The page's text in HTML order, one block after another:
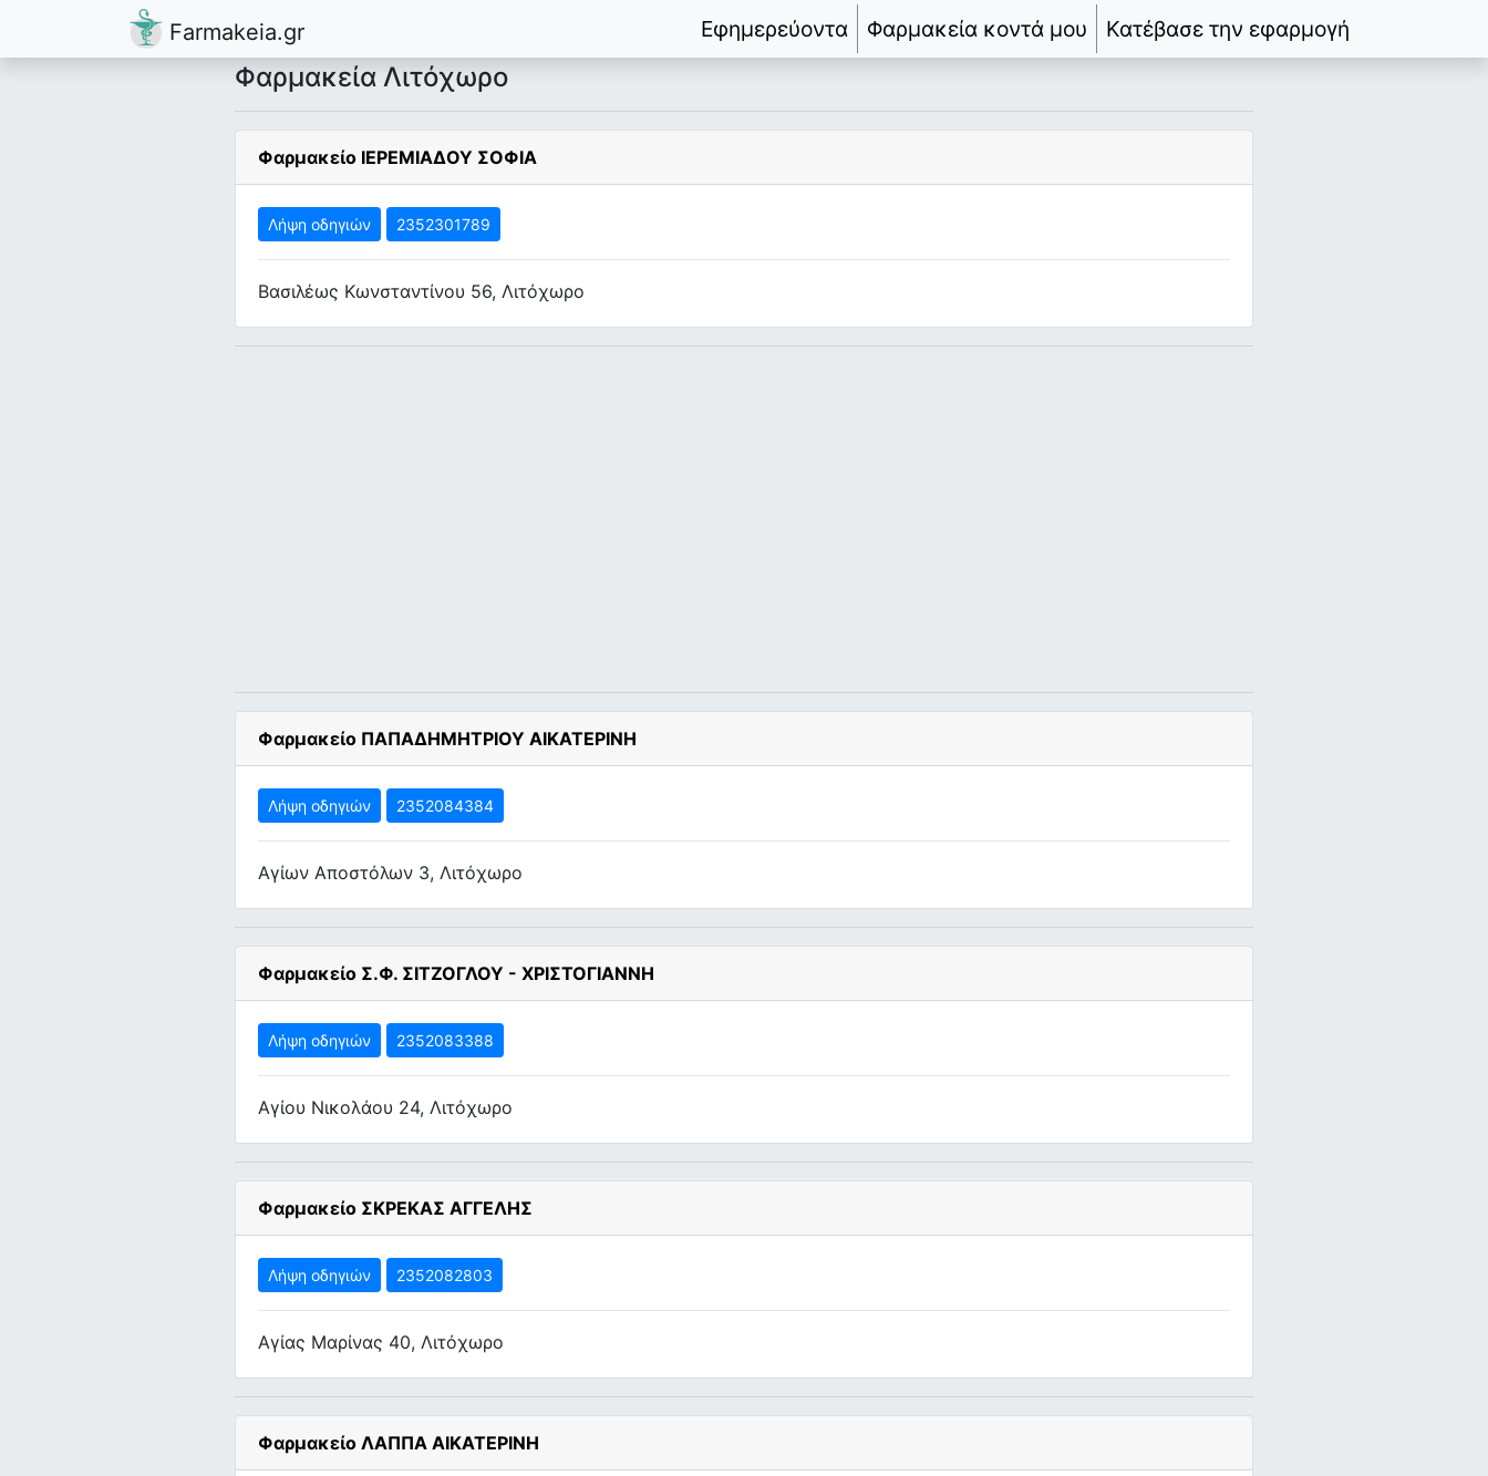
Farmakeia.gr Εφημερεύοντα Φαρμακεία κοντά μου Κατέβασε την εφαρμογή
Φαρμακεία Λιτόχωρο
Φαρμακείο ΙΕΡΕΜΙΑΔΟΥ ΣΟΦΙΑ
Λήψη οδηγιών 2352301789
Βασιλέως Κωνσταντίνου 56, Λιτόχωρο
Φαρμακείο ΠΑΠΑΔΗΜΗΤΡΙΟΥ ΑΙΚΑΤΕΡΙΝΗ
Λήψη οδηγιών 2352084384
Αγίων Αποστόλων 3, Λιτόχωρο
Φαρμακείο Σ.Φ. ΣΙΤΖΟΓΛΟΥ - ΧΡΙΣΤΟΓΙΑΝΝΗ
Λήψη οδηγιών 2352083388
Αγίου Νικολάου 24, Λιτόχωρο
Φαρμακείο ΣΚΡΕΚΑΣ ΑΓΓΕΛΗΣ
Λήψη οδηγιών 2352082803
Αγίας Μαρίνας 40, Λιτόχωρο
Φαρμακείο ΛΑΠΠΑ ΑΙΚΑΤΕΡΙΝΗ